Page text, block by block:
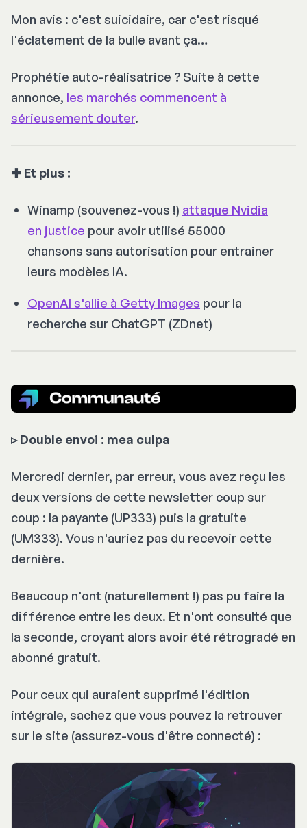
Mon avis : c'est suicidaire, car c'est risqué
l'éclatement de la bulle avant ça…
Prophétie auto-réalisatrice ? Suite à cette
annonce, les marchés commencent à
sérieusement douter.
✚ Et plus :
Winamp (souvenez-vous !) attaque Nvidia
en justice pour avoir utilisé 55000
chansons sans autorisation pour entrainer
leurs modèles IA.
OpenAI s'allie à Getty Images pour la
recherche sur ChatGPT (ZDnet)
▹ Double envoi : mea culpa
Mercredi dernier, par erreur, vous avez reçu les
deux versions de cette newsletter coup sur
coup : la payante (UP333) puis la gratuite
(UM333). Vous n'auriez pas du recevoir cette
dernière.
Beaucoup n'ont (naturellement !) pas pu faire la
différence entre les deux. Et n'ont consulté que
la seconde, croyant alors avoir été rétrogradé en
abonné gratuit.
Pour ceux qui auraient supprimé l'édition
intégrale, sachez que vous pouvez la retrouver
sur le site (assurez-vous d'être connecté) :